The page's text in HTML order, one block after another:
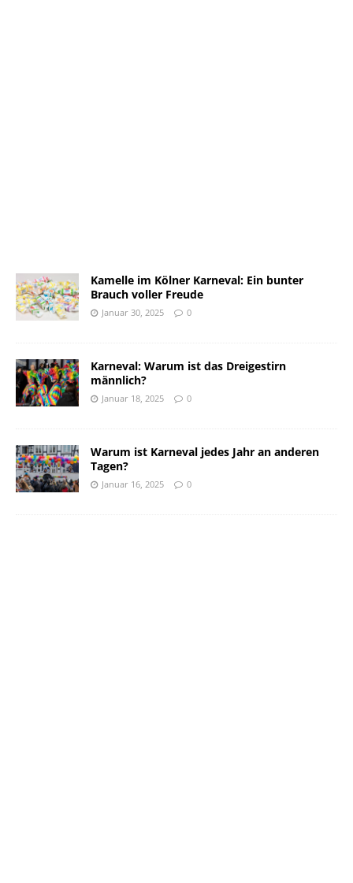
Kamelle im Kölner Karneval: Ein bunter
Brauch voller Freude
Januar 30, 2025 0
Karneval: Warum ist das Dreigestirn
männlich?
Januar 18, 2025 0
Warum ist Karneval jedes Jahr an anderen
Tagen?
Januar 16, 2025 0